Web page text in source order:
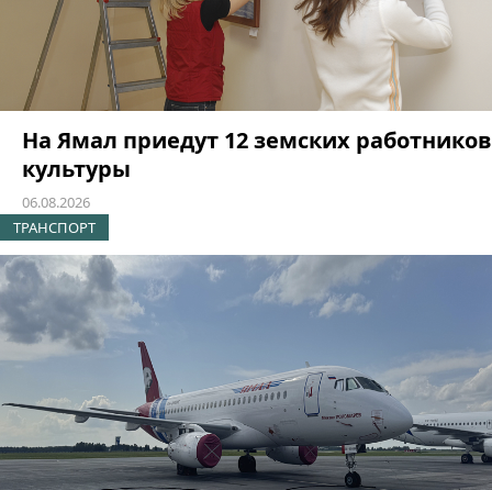
На Ямал приедут 12 земских работников
культуры
06.08.2026
ТРАНСПОРТ